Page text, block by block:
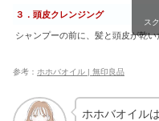
３．頭皮クレンジング
シャンプーの前に、髪と頭皮が乾
ス
参考： ホホバオイル | 無印良品
ホホバオイル